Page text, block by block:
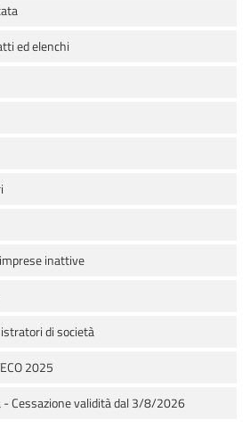
ed elenchi
inattive
di società
2025
Cessazione validità dal 3/8/2026